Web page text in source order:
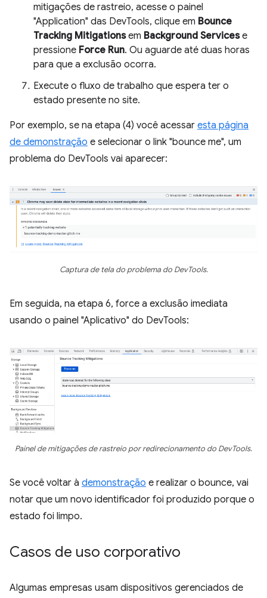
mitigações de rastreio, acesse o painel
"Application" das DevTools, clique em Bounce
Tracking Mitigationsem Background Servicese
pressione Force Run. Ou aguarde até duas horas
para que a exclusão ocorra.
Execute o fluxo de trabalho que espera ter o
estado presente no site.
Por exemplo, se na etapa (4) você acessar esta página
de demonstração e selecionar o link "bounce me", um
problema do DevTools vai aparecer:
Captura de tela do problema do DevTools.
Em seguida, na etapa 6, force a exclusão imediata
usando o painel "Aplicativo" do DevTools:
Painel de mitigações de rastreio por redirecionamento do DevTools.
Se você voltar à demonstração e realizar o bounce, vai
notar que um novo identificador foi produzido porque o
estado foi limpo.
Casos de uso corporativo
Algumas empresas usam dispositivos gerenciados de